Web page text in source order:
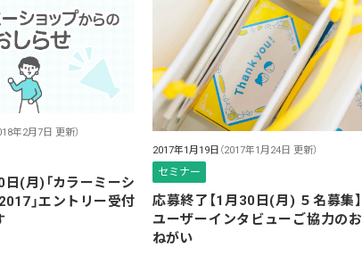
年2月7日 更新）
日(月)「カラーミーシ
」エントリー受付
2017年1月19日 （2017年1月24日 更新）
セミナー
応募終了【1月30日(月) ５名募集】
ユーザーインタビューご協力のお
ねがい